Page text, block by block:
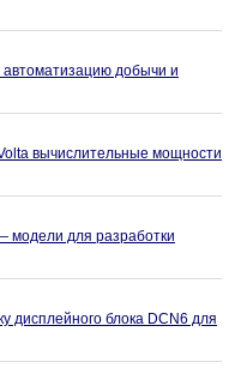
добычи и
вычислительные мощности
модели для разработки
дисплейного блока DCN6 для